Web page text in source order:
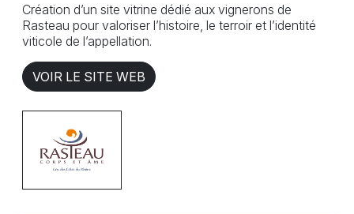
Création d’un site vitrine dédié aux vignerons de
Rasteau pour valoriser l’histoire, le terroir et l’identité
viticole de l’appellation.
VOIR LE SITE WEB